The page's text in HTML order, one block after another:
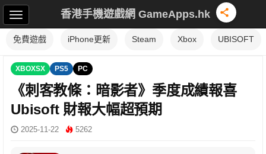
香港手機遊戲網 GameApps.hk
免費遊戲 iPhone更新 Steam Xbox UBISOFT
XBOXSX PS5 PC
《刺客教條：暗影者》季度成績報喜
Ubisoft 財報大幅超預期
2025-11-22 5262